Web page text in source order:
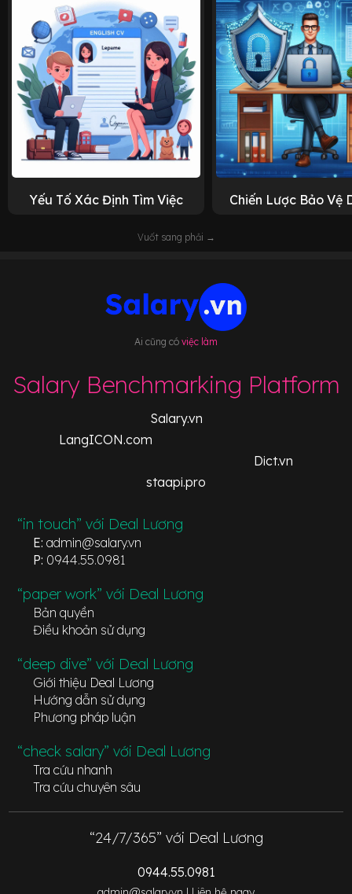
Yếu Tố Xác Định Tìm Việc Chiến Lược Bảo Vệ
Vuốt sang phải →
Ai cũng có việc làm
Salary Benchmarking Platform
Salary.vn
LangICON.com
Dict.vn
staapi.pro
“in touch” với Deal Lương
E: admin@salary.vn
P: 0944.55.0981
“paper work” với Deal Lương
Bản quyền
Điều khoản sử dụng
“deep dive” với Deal Lương
Giới thiệu Deal Lương
Hướng dẫn sử dụng
Phương pháp luận
“check salary” với Deal Lương
Tra cứu nhanh
Tra cứu chuyên sâu
“24/7/365” với Deal Lương
0944.55.0981